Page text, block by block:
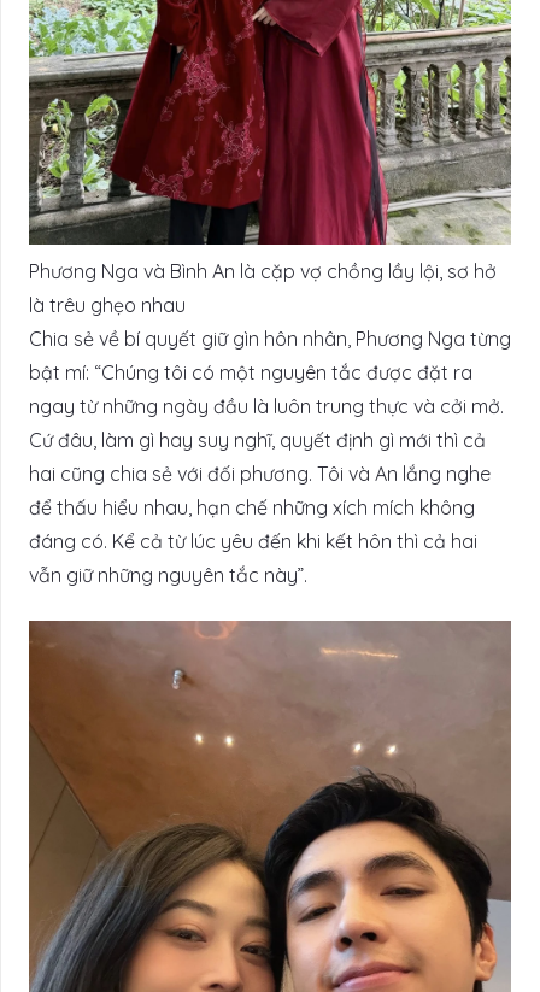
Phương Nga và Bình An là cặp vợ chồng lầy lội, sơ hở
là trêu ghẹo nhau
Chia sẻ về bí quyết giữ gìn hôn nhân, Phương Nga từng
bật mí: “Chúng tôi có một nguyên tắc được đặt ra
ngay từ những ngày đầu là luôn trung thực và cởi mở.
Cứ đâu, làm gì hay suy nghĩ, quyết định gì mới thì cả
hai cũng chia sẻ với đối phương. Tôi và An lắng nghe
để thấu hiểu nhau, hạn chế những xích mích không
đáng có. Kể cả từ lúc yêu đến khi kết hôn thì cả hai
vẫn giữ những nguyên tắc này”.